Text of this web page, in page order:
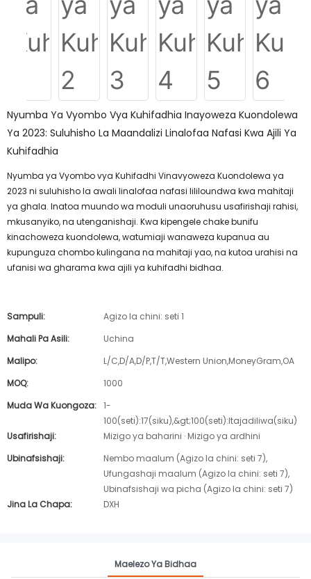
Nyumba Ya Vyombo Vya Kuhifadhia Inayoweza Kuondolewa
Ya 2023: Suluhisho La Maandalizi Linalofaa Nafasi Kwa Ajili Ya
Kuhifadhia
Nyumba ya Vyombo vya Kuhifadhi Vinavyoweza Kuondolewa ya
2023 ni suluhisho la awali linalofaa nafasi lililoundwa kwa mahitaji
ya ghala. Inatoa muundo wa moduli unaoruhusu usafirishaji rahisi,
mkusanyiko, na utenganishaji. Kwa kipengele chake bunifu
kinachoweza kuondolewa, watumiaji wanaweza kupanua au
kupunguza chombo kulingana na mahitaji yao, na kutoa urahisi na
ufanisi wa gharama kwa ajili ya kuhifadhi bidhaa.
Sampuli:
Agizo la chini: seti 1
Mahali Pa Asili:
Uchina
Malipo:
L/C,D/A,D/P,T/T,Western Union,MoneyGram,OA
MOQ:
1000
Muda Wa Kuongoza: 1-
100(seti):17(siku),&gt;100(seti):Itajadiliwa(siku)
Usafirishaji:
Mizigo ya baharini · Mizigo ya ardhini
Ubinafsishaji:
Nembo maalum (Agizo la chini: seti 7),
Ufungashaji maalum (Agizo la chini: seti 7),
Ubinafsishaji wa picha (Agizo la chini: seti 7)
Jina La Chapa:
DXH
Maelezo Ya Bidhaa